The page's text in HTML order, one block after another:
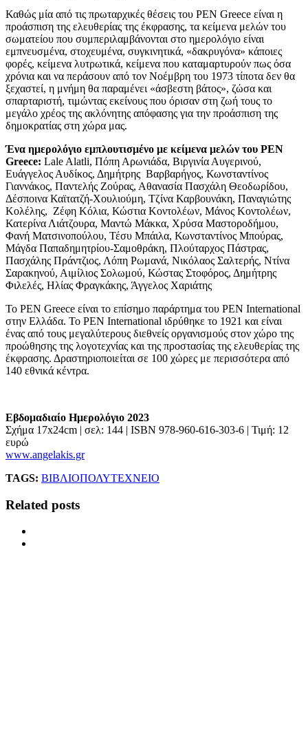
Καθώς μία από τις πρωταρχικές θέσεις του PEN Greece είναι η
προάσπιση της ελευθερίας της έκφρασης, τα κείμενα μελών του
σωματείου που συμπεριλαμβάνονται στο ημερολόγιο είναι
εμπνευσμένα, στοχευμένα, συγκινητικά, «δακρυγόνα» κάποιες
φορές, κείμενα λυτρωτικά, κείμενα που καταμαρτυρούν πως όσα
χρόνια και να περάσουν από τον Νοέμβρη του 1973 τίποτα δεν θα
ξεχαστεί, η μνήμη θα παραμένει «άσβεστη βάτος», ζώσα και
σπαρταριστή, τιμώντας εκείνους που όρισαν στη ζωή τους το
μεγάλο χρέος της ακλόνητης απόφασης για την προάσπιση της
δημοκρατίας στη χώρα μας.
Ένα ημερολόγιο εμπλουτισμένο με κείμενα μελών του PEN
Greece: Lale Alatli, Πόπη Αρωνιάδα, Βιργινία Αυγερινού,
Ευάγγελος Αυδίκος, Δημήτρης Βαρβαρήγος, Κωνσταντίνος
Γιαννάκος, Παντελής Ζούρας, Αθανασία Πασχάλη Θεοδωρίδου,
Δέσποινα Καϊτατζή-Χουλιούμη, Τζίνα Καρβουνάκη, Παναγιώτης
Κολέλης, Ζέφη Κόλια, Κώστια Κοντολέων, Μάνος Κοντολέων,
Κατερίνα Λιάτζουρα, Μαντώ Μάκκα, Χρύσα Μαστοροδήμου,
Φανή Ματσινοπούλου, Τέσυ Μπάιλα, Κωνσταντίνος Μπούρας,
Μάγδα Παπαδημητρίου-Σαμοθράκη, Πλούταρχος Πάστρας,
Πασχάλης Πράντζιος, Λόπη Ρωμανά, Νικόλαος Σαλτερής, Ντίνα
Σαρακηνού, Αιμίλιος Σολωμού, Κώστας Στοφόρος, Δημήτρης
Φιλελές, Ηλίας Φραγκάκης, Άγγελος Χαριάτης
Το PEN Greece είναι το επίσημο παράρτημα του PEN International
στην Ελλάδα. Το PEN International ιδρύθηκε το 1921 και είναι
ένας από τους μεγαλύτερους διεθνείς οργανισμούς στον χώρο της
προώθησης της λογοτεχνίας και της προστασίας της ελευθερίας της
έκφρασης. Δραστηριοποιείται σε 100 χώρες με περισσότερα από
140 εθνικά κέντρα.
Εβδομαδιαίο Ημερολόγιο 2023
Σχήμα 17x24cm | σελ: 144 | ISBN 978-960-616-303-6 | Τιμή: 12
ευρώ
www.angelakis.gr
TAGS: ΒΙΒΛΙΟΠΟΛΥΤΕΧΝΕΙΟ
Related posts